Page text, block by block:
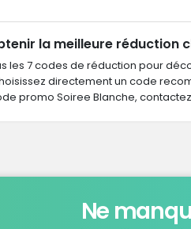
la meilleure réduction
les 7 codes de réduction pour
directement un code
promo Soiree Blanche,
Ne